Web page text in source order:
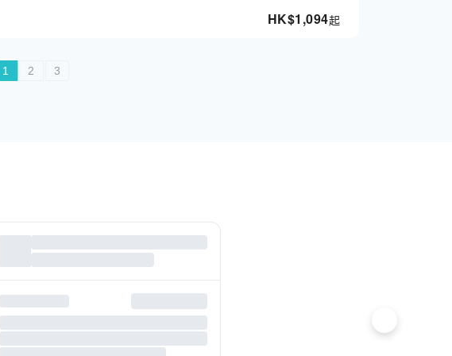
HK$1,094起
1 2 3